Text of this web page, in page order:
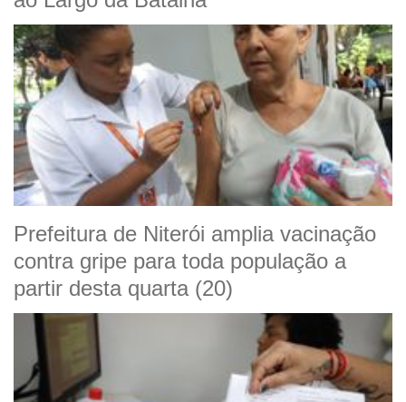
Prefeitura de Niterói amplia vacinação
contra gripe para toda população a
partir desta quarta (20)